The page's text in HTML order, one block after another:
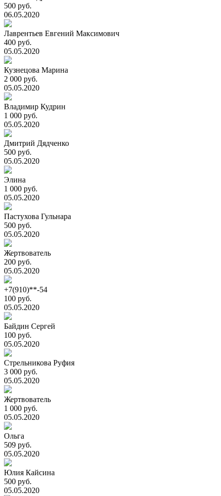
500 руб.
06.05.2020
Лаврентьев Евгений Максимович
400 руб.
05.05.2020
Кузнецова Марина
2 000 руб.
05.05.2020
Владимир Кудрин
1 000 руб.
05.05.2020
Дмитрий Дядченко
500 руб.
05.05.2020
Элина
1 000 руб.
05.05.2020
Пастухова Гульнара
500 руб.
05.05.2020
Жертвователь
200 руб.
05.05.2020
+7(910)**-54
100 руб.
05.05.2020
Байдин Сергей
100 руб.
05.05.2020
Стрельникова Руфия
3 000 руб.
05.05.2020
Жертвователь
1 000 руб.
05.05.2020
Ольга
509 руб.
05.05.2020
Юлия Кайсина
500 руб.
05.05.2020